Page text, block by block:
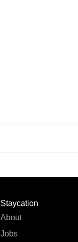
Staycation
About
Jobs